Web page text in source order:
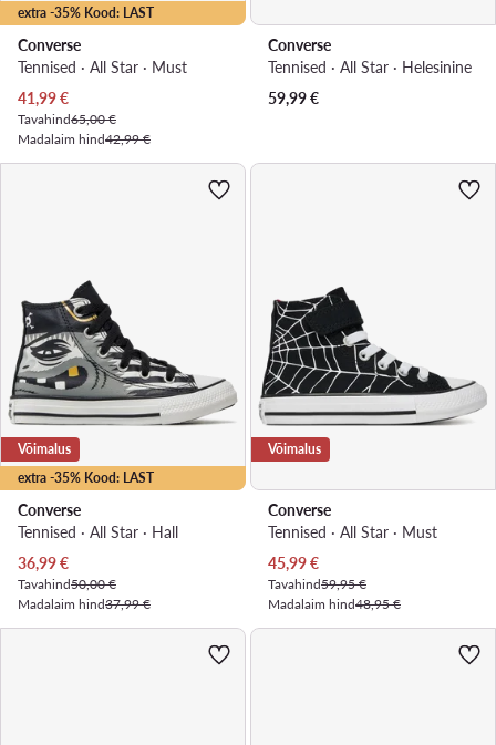
extra -35% Kood: LAST
Converse
Tennised · All Star · Must
Praegune hind
41,99€
Tavahind65,00 €
Madalaim hind42,99 €
Converse
Tennised · All Star · Helesinine
59,99€
extra -35% Kood: LAST
Võimalus
Converse
Tennised · All Star · Hall
Praegune hind
36,99€
Tavahind50,00 €
Madalaim hind37,99 €
Võimalus
Converse
Tennised · All Star · Must
Praegune hind
45,99€
Tavahind59,95 €
Madalaim hind48,95 €